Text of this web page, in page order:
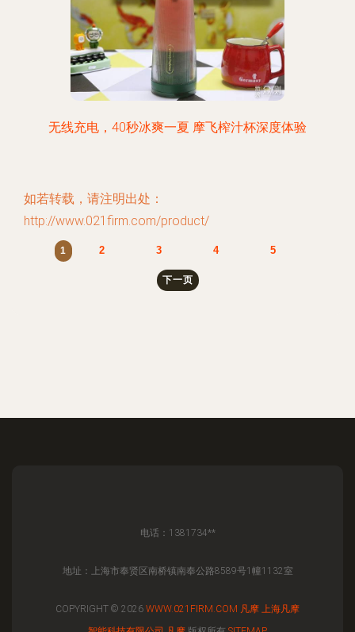
无线充电，40秒冰爽一夏 摩飞榨汁杯深度体验
如若转载，请注明出处：
http://www.021firm.com/product/
1 2 3 4 5
下一页
电话：1381734**
地址：上海市奉贤区南桥镇南奉公路8589号1幢1132室
COPYRIGHT © 2026 WWW.021FIRM.COM 凡摩 上海凡摩